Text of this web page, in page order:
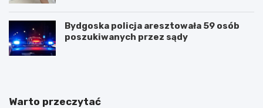
Bydgoska policja aresztowała 59 osób
poszukiwanych przez sądy
Warto przeczytać